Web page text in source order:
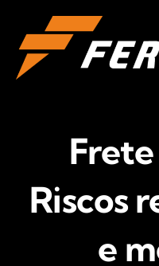
para
conteúdo
Riscos
e